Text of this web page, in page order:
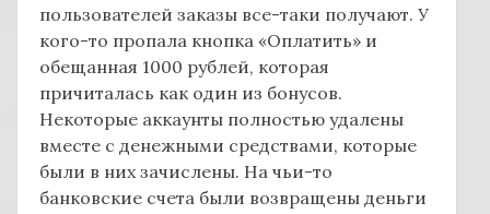
пользователей заказы все-таки получают. У
кого-то пропала кнопка «Оплатить» и
обещанная 1000 рублей, которая
причиталась как один из бонусов.
Некоторые аккаунты полностью удалены
вместе с денежными средствами, которые
были в них зачислены. На чьи-то
банковские счета были возвращены деньги